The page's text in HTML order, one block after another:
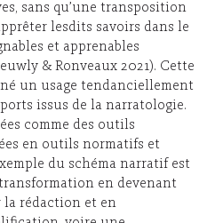
sans qu’une transposition
lesdits savoirs dans le
et apprenables
& Ronveaux 2021). Cette
un usage tendanciellement
issus de la narratologie.
comme des outils
en outils normatifs et
du schéma narratif est
en devenant
rédaction et en